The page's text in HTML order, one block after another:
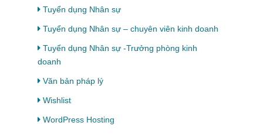
Tuyển dụng Nhân sự
Tuyển dụng Nhân sự – chuyên viên kinh doanh
Tuyển dụng Nhân sự -Trưởng phòng kinh
doanh
Văn bản pháp lý
Wishlist
WordPress Hosting